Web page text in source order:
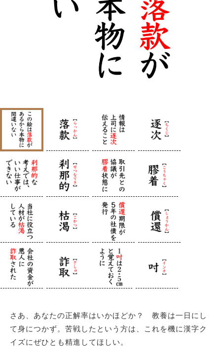
さあ、あなたの正解率はいかほどか？ 教養は一日にし
て身につかず。苦戦したという方は、これを機に漢字ク
イズにぜひとも精進してほしい。